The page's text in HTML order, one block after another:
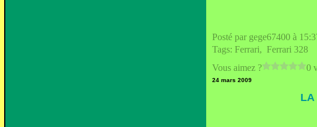
Posté par gege67400 à
Tags: Ferrari, Ferrari 328
Vous aimez ?
0
24 mars 2009
LA